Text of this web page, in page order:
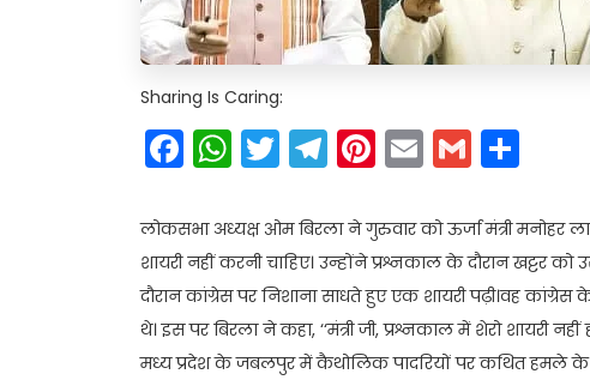
Sharing Is Caring:
Facebook
WhatsApp
Twitter
Telegram
Pinterest
EmailGmail
लोकसभा अध्यक्ष ओम बिरला ने गुरुवार को ऊर्जा मंत्री मनोहर
शायरी नहीं करनी चाहिए। उन्होंने प्रश्नकाल के दौरान खट्टर
दौरान कांग्रेस पर निशाना साधते हुए एक शायरी पढ़ी।वह
थे। इस पर बिरला ने कहा, ‘‘मंत्री जी, प्रश्नकाल में शेरो शायरी
मध्य प्रदेश के जबलपुर में कैथोलिक पादरियों पर कथित हमले के